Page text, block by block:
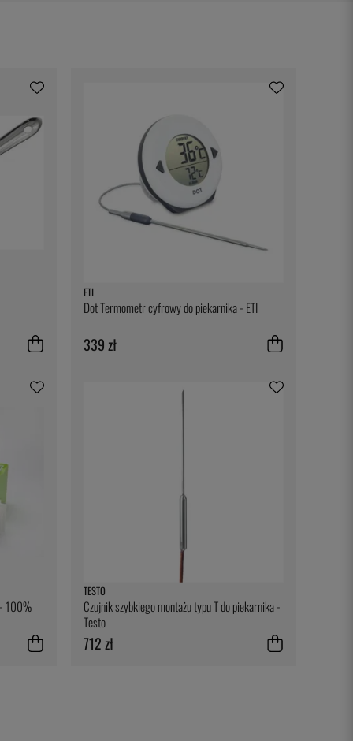
ETI
Dot Termometr cyfrowy do piekarnika - ETI
339 zł
100%
TESTO
Czujnik szybkiego montażu typu T do piekarnika -
Testo
712 zł